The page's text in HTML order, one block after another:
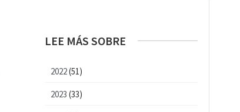
LEE MÁS SOBRE
2022(51)
2023 (33)